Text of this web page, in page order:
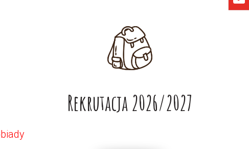
Rekrutacja 2026/2027